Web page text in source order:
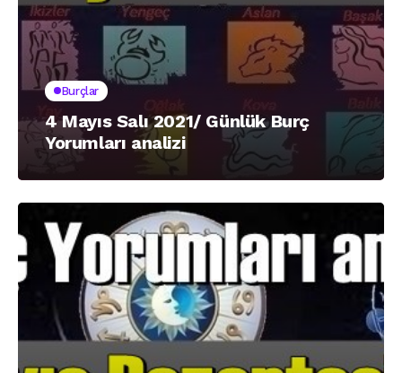
Burçlar
4 Mayıs Salı 2021/ Günlük Burç
Yorumları analizi